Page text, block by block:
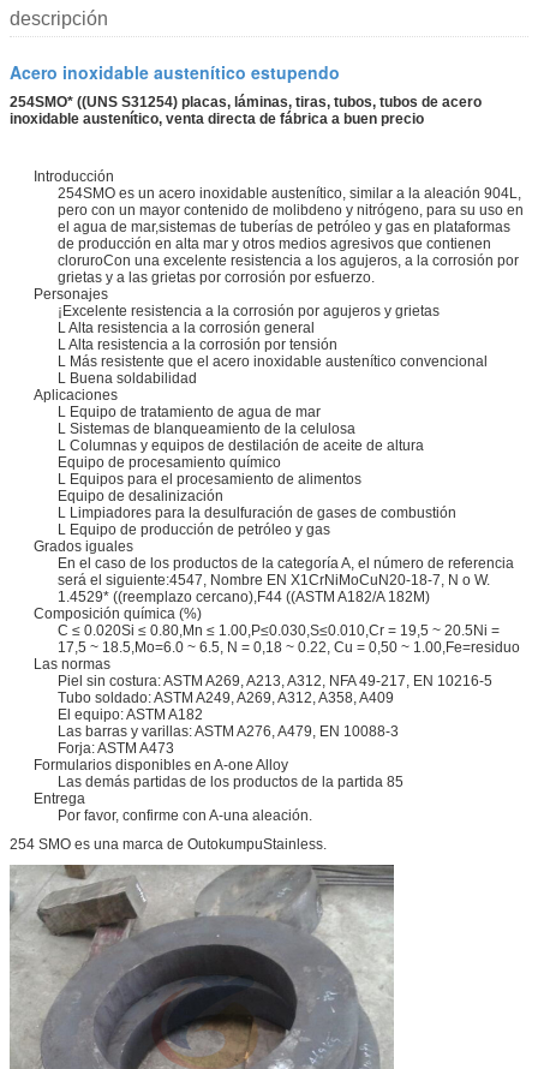
descripción
Acero inoxidable austenítico estupendo
254SMO* ((UNS S31254) placas, láminas, tiras, tubos, tubos de acero
inoxidable austenítico, venta directa de fábrica a buen precio
Introducción
254SMO es un acero inoxidable austenítico, similar a la aleación 904L,
pero con un mayor contenido de molibdeno y nitrógeno, para su uso en
el agua de mar,sistemas de tuberías de petróleo y gas en plataformas
de producción en alta mar y otros medios agresivos que contienen
cloruroCon una excelente resistencia a los agujeros, a la corrosión por
grietas y a las grietas por corrosión por esfuerzo.
Personajes
¡Excelente resistencia a la corrosión por agujeros y grietas
L Alta resistencia a la corrosión general
L Alta resistencia a la corrosión por tensión
L Más resistente que el acero inoxidable austenítico convencional
L Buena soldabilidad
Aplicaciones
L Equipo de tratamiento de agua de mar
L Sistemas de blanqueamiento de la celulosa
L Columnas y equipos de destilación de aceite de altura
Equipo de procesamiento químico
L Equipos para el procesamiento de alimentos
Equipo de desalinización
L Limpiadores para la desulfuración de gases de combustión
L Equipo de producción de petróleo y gas
Grados iguales
En el caso de los productos de la categoría A, el número de referencia
será el siguiente:4547, Nombre EN X1CrNiMoCuN20-18-7, N o W.
1.4529* ((reemplazo cercano),F44 ((ASTM A182/A 182M)
Composición química (%)
C ≤ 0.020Si ≤ 0.80,Mn ≤ 1.00,P≤0.030,S≤0.010,Cr = 19,5 ~ 20.5Ni =
17,5 ~ 18.5,Mo=6.0 ~ 6.5, N = 0,18 ~ 0.22, Cu = 0,50 ~ 1.00,Fe=residuo
Las normas
Piel sin costura: ASTM A269, A213, A312, NFA 49-217, EN 10216-5
Tubo soldado: ASTM A249, A269, A312, A358, A409
El equipo: ASTM A182
Las barras y varillas: ASTM A276, A479, EN 10088-3
Forja: ASTM A473
Formularios disponibles en A-one Alloy
Las demás partidas de los productos de la partida 85
Entrega
Por favor, confirme con A-una aleación.
254 SMO es una marca de OutokumpuStainless.